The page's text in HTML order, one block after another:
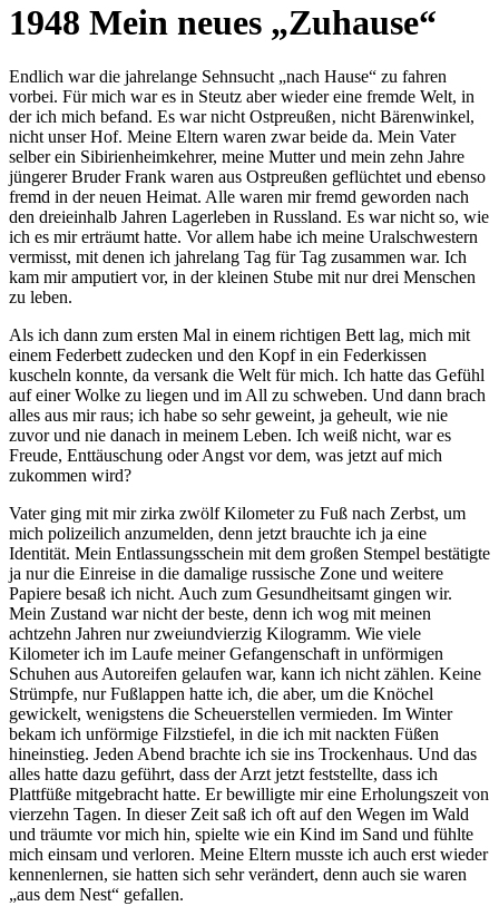
1948 Mein neues Zuhause
Endlich war die jahrelange Sehnsucht nach Hause
zu fahren
vorbei. Für mich war es in Steutz aber wieder eine fremde Welt, in
der ich mich befand. Es war nicht Ostpreußen‚ nicht Bärenwinkel,
nicht unser Hof. Meine Eltern waren zwar beide da. Mein Vater
selber ein Sibirienheimkehrer, meine Mutter und mein zehn Jahre
jüngerer Bruder Frank waren aus Ostpreußen geflüchtet und ebenso
fremd in der neuen Heimat. Alle waren mir fremd geworden nach
den dreieinhalb Jahren Lagerleben in Russland. Es war nicht so, wie
ich es mir erträumt hatte. Vor allem habe ich meine Uralschwestern
vermisst, mit denen ich jahrelang Tag für Tag zusammen war. Ich
kam mir amputiert vor, in der kleinen Stube mit nur drei Menschen
zu leben.
Als ich dann zum ersten Mal in einem richtigen Bett lag, mich mit
einem Federbett zudecken und den Kopf in ein Federkissen
kuscheln konnte, da versank die Welt für mich. Ich hatte das Gefühl
auf einer Wolke zu liegen und im All zu schweben. Und dann brach
alles aus mir raus; ich habe so sehr geweint, ja geheult, wie nie
zuvor und nie danach in meinem Leben. Ich weiß nicht, war es
Freude, Enttäuschung oder Angst vor dem, was jetzt auf mich
zukommen wird?
Vater ging mit mir zirka zwölf Kilometer zu Fuß nach Zerbst, um
mich polizeilich anzumelden, denn jetzt brauchte ich ja eine
Identität. Mein Entlassungsschein mit dem großen Stempel bestätigte
ja nur die Einreise in die damalige russische Zone und weitere
Papiere besaß ich nicht. Auch zum Gesundheitsamt gingen wir.
Mein Zustand war nicht der beste, denn ich wog mit meinen
achtzehn Jahren nur zweiundvierzig Kilogramm. Wie viele
Kilometer ich im Laufe meiner Gefangenschaft in unförmigen
Schuhen aus Autoreifen gelaufen war, kann ich nicht zählen. Keine
Strümpfe, nur Fußlappen hatte ich, die aber, um die Knöchel
gewickelt, wenigstens die Scheuerstellen vermieden. Im Winter
bekam ich unförmige Filzstiefel, in die ich mit nackten Füßen
hineinstieg. Jeden Abend brachte ich sie ins Trockenhaus. Und das
alles hatte dazu geführt, dass der Arzt jetzt feststellte, dass ich
Plattfüße mitgebracht hatte. Er bewilligte mir eine Erholungszeit von
vierzehn Tagen. In dieser Zeit saß ich oft auf den Wegen im Wald
und träumte vor mich hin, spielte wie ein Kind im Sand und fühlte
mich einsam und verloren. Meine Eltern musste ich auch erst wieder
kennenlernen, sie hatten sich sehr verändert, denn auch sie waren
aus dem Nest
gefallen.